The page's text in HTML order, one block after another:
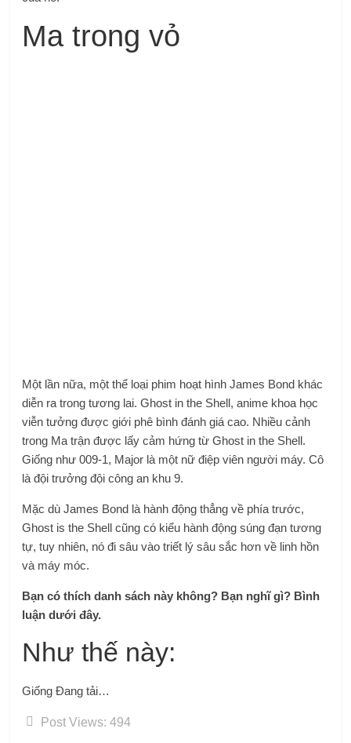
Ma trong vỏ
Một lần nữa, một thể loại phim hoạt hình James Bond khác
diễn ra trong tương lai. Ghost in the Shell, anime khoa học
viễn tưởng được giới phê bình đánh giá cao. Nhiều cảnh
trong Ma trận được lấy cảm hứng từ Ghost in the Shell.
Giống như 009-1, Major là một nữ điệp viên người máy. Cô
là đội trưởng đội công an khu 9.
Mặc dù James Bond là hành động thẳng về phía trước,
Ghost is the Shell cũng có kiểu hành động súng đạn tương
tự, tuy nhiên, nó đi sâu vào triết lý sâu sắc hơn về linh hồn
và máy móc.
Bạn có thích danh sách này không? Bạn nghĩ gì? Bình
luận dưới đây.
Như thế này:
Giống Đang tải…
Post Views: 494